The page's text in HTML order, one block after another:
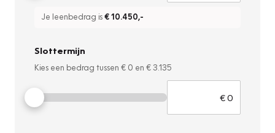
Je leenbedrag is€ 10.450,-
Slottermijn
Kies een bedrag tussen € 0 en € 3.135